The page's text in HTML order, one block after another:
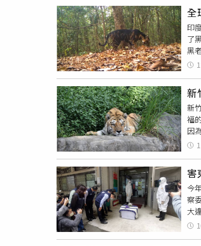
快
們
只
的
斯
全
印
了
黑
身
衛
老
新
新
福
因
好
理
實
露
年
並
害
今
察
大
捕